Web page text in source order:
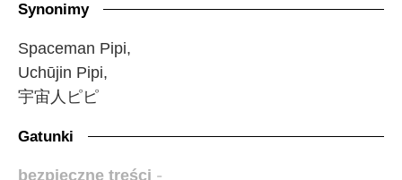
Synonimy
Spaceman Pipi,
Uchūjin Pipi,
宇宙人ピピ
Gatunki
bezpieczne treści -